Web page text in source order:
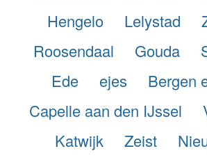
Hengelo
Lelystad
Roosendaal
Gouda
Ede
ejes
Bergen
Capelle aan den IJssel
Katwijk
Zeist